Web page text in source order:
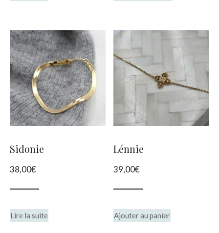
produit
plusieurs
variations.
Les
options
être
Sidonie
38,00€
Lire la suite
Lénnie
39,00€
Ajouter au panier